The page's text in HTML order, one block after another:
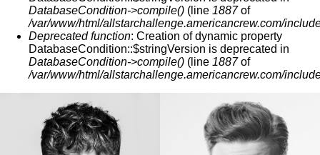
DatabaseCondition->compile() (line 1887of
/var/www/html/allstarchallenge.americancrew.com/
Deprecated function: Creation of dynamic property
DatabaseCondition::$stringVersion is deprecated in
DatabaseCondition->compile() (line 1887of
/var/www/html/allstarchallenge.americancrew.com/